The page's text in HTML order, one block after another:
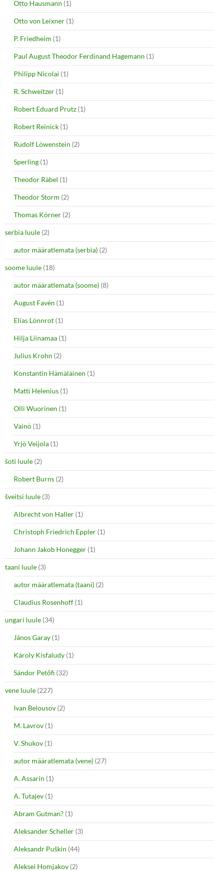
Otto Hausmann (1)
Otto von Leixner (1)
P. Friedheim (1)
Paul August Theodor Ferdinand Hagemann (1)
Philipp Nicolai (1)
R. Schweitzer (1)
Robert Eduard Prutz (1)
Robert Reinick (1)
Rudolf Löwenstein (2)
Sperling (1)
Theodor Räbel (1)
Theodor Storm (2)
Thomas Körner (2)
serbia luule (2)
autor määratlemata (serbia) (2)
soome luule (18)
autor määratlemata (soome) (8)
August Favén (1)
Elias Lönnrot (1)
Hilja Liinamaa (1)
Julius Krohn (2)
Konstantin Hämäläinen (1)
Matti Helenius (1)
Olli Wuorinen (1)
Vainö (1)
Yrjö Veijola (1)
šoti luule (2)
Robert Burns (2)
šveitsi luule (3)
Albrecht von Haller (1)
Christoph Friedrich Eppler (1)
Johann Jakob Honegger (1)
taani luule (3)
autor määratlemata (taani) (2)
Claudius Rosenhoff (1)
ungari luule (34)
János Garay (1)
Károly Kisfaludy (1)
Sándor Petőfi (32)
vene luule (227)
Ivan Belousov (2)
M. Lavrov (1)
V. Shukov (1)
autor määratlemata (vene) (27)
A. Assarin (1)
A. Tutajev (1)
Abram Gutman? (1)
Aleksander Scheller (3)
Aleksandr Puškin (44)
Aleksei Homjakov (2)